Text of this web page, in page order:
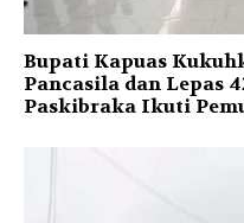
Bupati Kapuas
Pancasila dan Lepas
Paskibraka Ikuti